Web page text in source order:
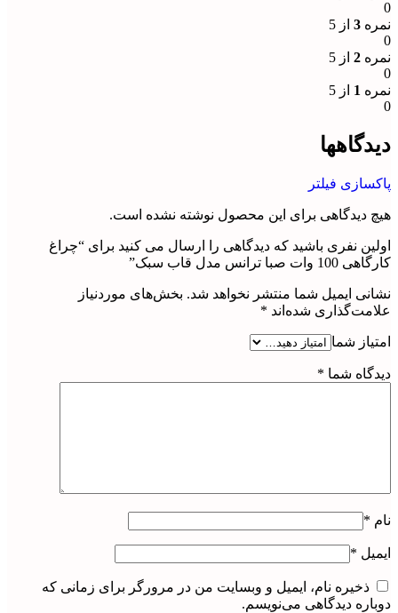
0
نمره 3 از 5
0
نمره 2 از 5
0
نمره 1 از 5
0
دیدگاهها
پاکسازی فیلتر
هیچ دیدگاهی برای این محصول نوشته نشده است.
اولین نفری باشید که دیدگاهی را ارسال می کنید برای “چراغ
کارگاهی 100 وات صبا ترانس مدل قاب سبک”
نشانی ایمیل شما منتشر نخواهد شد. بخش‌های موردنیاز
علامت‌گذاری شده‌اند *
امتیاز شما
دیدگاه شما *
نام *
ایمیل *
ذخیره نام، ایمیل و وبسایت من در مرورگر برای زمانی که
دوباره دیدگاهی می‌نویسم.